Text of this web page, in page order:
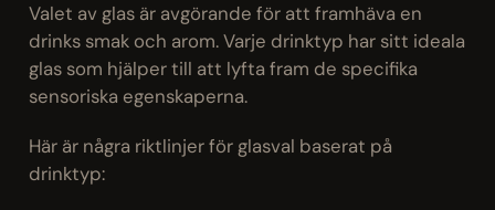
Valet av glas är avgörande för att framhäva en
drinks smak och arom. Varje drinktyp har sitt ideala
glas som hjälper till att lyfta fram de specifika
sensoriska egenskaperna.
Här är några riktlinjer för glasval baserat på
drinktyp: